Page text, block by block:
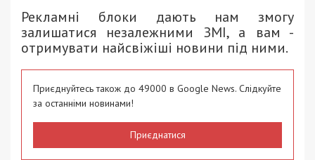
Рекламні блоки дають нам змогу
залишатися незалежними ЗМІ, а вам -
отримувати найсвіжіші новини під ними.
Приєднуйтесь також до 49000 в Google News. Слідкуйте
за останніми новинами!
Приєднатися